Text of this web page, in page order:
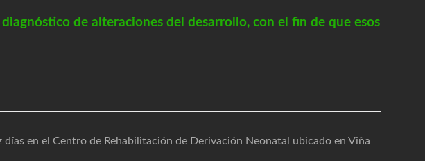
de alteraciones del desarrollo, con el fin de que esos
en el Centro de Rehabilitación de Derivación Neonatal ubicado en Viña